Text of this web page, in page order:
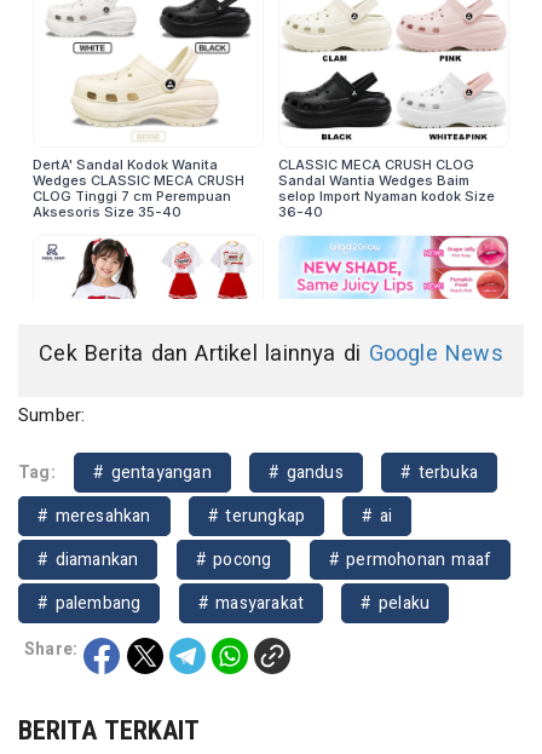
Cek Berita dan Artikel lainnya di Google News
Sumber:
Tag: # gentayangan # gandus
# terbuka
# meresahkan
# terungkap
# ai
# diamankan
# pocong
# permohonan maaf
# palembang
# masyarakat
# pelaku
Share:
BERITA TERKAIT